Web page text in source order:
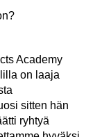
Academy
on laaja
sitten hän
ryhtyä